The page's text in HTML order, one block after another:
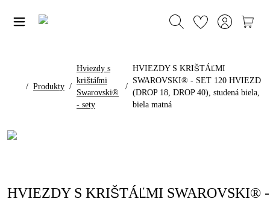
/ Produkty /
Hviezdy s
krištáľmi
Swarovski®
- sety
/
HVIEZDY S KRIŠTÁĽMI
SWAROVSKI® - SET 120 HVIEZD
(DROP 18, DROP 40), studená biela,
biela matná
HVIEZDY S KRIŠTÁĽMI SWAROVSKI® -